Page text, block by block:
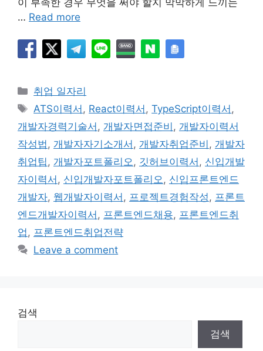
… Read more
Categories
취업 일자리
Tags
ATS이력서 , React이력서 ,TypeScript이력서 ,
개발자경력기술서 , 개발자면접준비 , 개발자이력서
작성법, 개발자자기소개서 , 개발자취업준비 , 개발자
취업팁, 개발자포트폴리오, 깃허브이력서 , 신입개발
자이력서 , 신입개발자포트폴리오, 신입프론트엔드
개발자, 웹개발자이력서 , 프로젝트경험작성, 프론트
엔드개발자이력서 , 프론트엔드채용, 프론트엔드취
업, 프론트엔드취업전략
Leave a comment
검색
검색